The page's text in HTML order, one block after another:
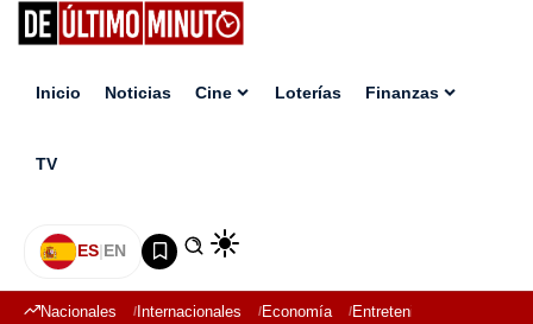
Inicio Noticias Cine Loterías Finanzas
TV
ES|EN
Nacionales Internacionales Economía Entretenimiento